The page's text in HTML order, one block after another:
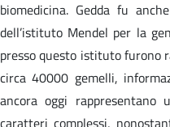
biomedicina. Gedda fu
dell’istituto Mendel per la
presso questo istituto furono
circa 40000 gemelli,
ancora oggi
caratteri complessi,